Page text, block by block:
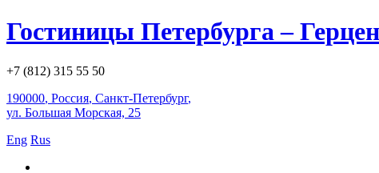
Гостиницы Петербурга –
+7 (812) 315 55 50
190000, Россия, Санкт-Петербург,
ул. Большая Морская, 25
Eng Rus